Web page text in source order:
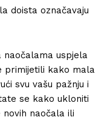
doista označavaju
uspjela
primijetili kako mala
svu vašu pažnju i
se kako ukloniti
naočala ili